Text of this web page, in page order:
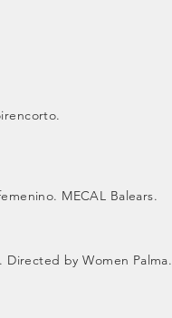
MECAL Balears.
by Women Palma.